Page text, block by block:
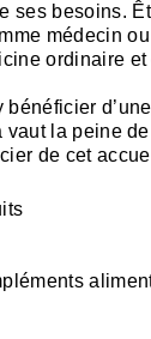
ses besoins.
médecin
ordinaire
la peine
de cet